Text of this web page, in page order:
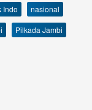
Indo
nasional
Pilkada Jambi